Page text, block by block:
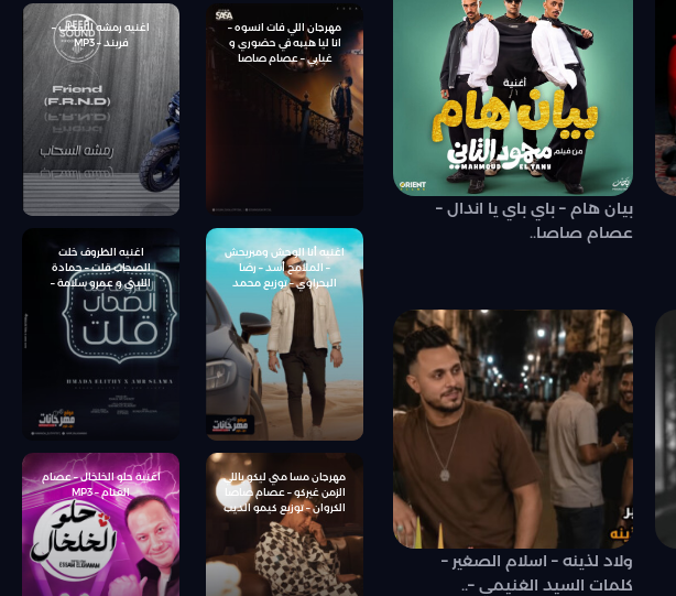
بيان هام – باي باي يا اندال –
عصام صاصا..
ولاد لذينه – اسلام الصغير –
كلمات السيد الغنيمي –..
مهرجان اللي فات انسوه –
انا ليا هيبه في حضوري و
غيابي – عصام صاصا
الكروان – كلمات محمود
سوستا – توزيع كيمو الديب
اغنيه رمشه السحاب –
فريند – MP3
اغنيه أنا الوحش ومبريحش
– الملامح أسد – رضا
البحراوي – توزيع محمد
حريقة
اغنيه الظروف خلت
الصحاب قلت – حمادة
الليثى و عمرو سلامة –
توزيع شيتدي وخليل
مهرجان مسا مني ليكو ياللي
الزمن غيركو – عصام صاصا
الكروان – توزيع كيمو الديب
انتاج كراكيب انترتينمنت
اغنية حلو الخلخال – عصام
الغنام – MP3